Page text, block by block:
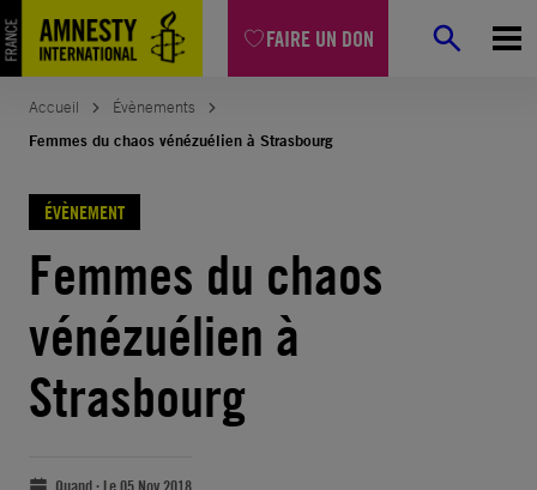
FAIRE UN DON
Accueil
Évènements
Femmes du chaos vénézuélien à Strasbourg
ÉVÈNEMENT
Femmes du chaos
vénézuélien à
Strasbourg
Quand : Le 05 Nov 2018